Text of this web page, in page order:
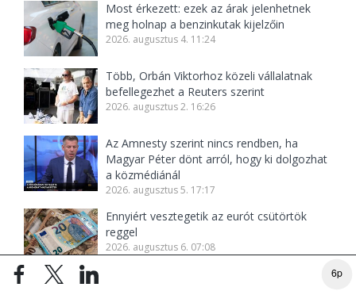
6p
Most érkezett: ezek az árak jelenhetnek
meg holnap a benzinkutak kijelzőin
2026. augusztus 4. 11:24
Több, Orbán Viktorhoz közeli vállalatnak
befellegezhet a Reuters szerint
2026. augusztus 2. 16:26
Az Amnesty szerint nincs rendben, ha
Magyar Péter dönt arról, hogy ki dolgozhat
a közmédiánál
2026. augusztus 5. 17:17
Ennyiért vesztegetik az eurót csütörtök
reggel
2026. augusztus 6. 07:08